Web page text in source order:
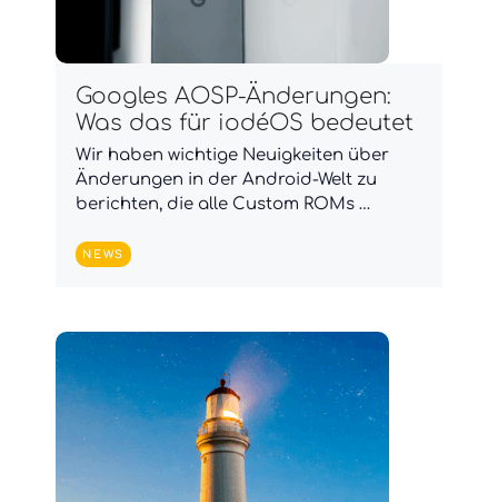
Googles AOSP-Änderungen:
Was das für iodéOS bedeutet
Wir haben wichtige Neuigkeiten über
Änderungen in der Android-Welt zu
berichten, die alle Custom ROMs …
NEWS